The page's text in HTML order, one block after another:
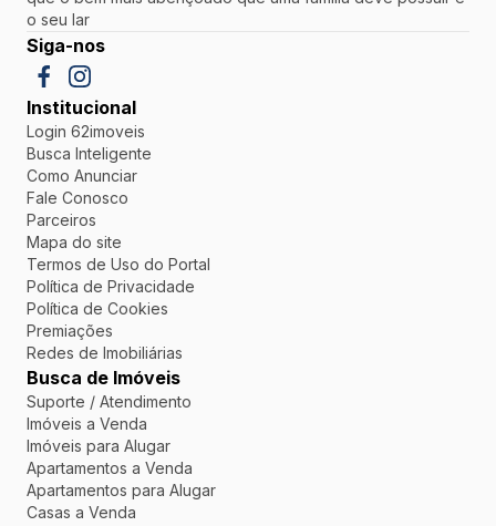
o seu lar
Siga-nos
Institucional
Login 62imoveis
Busca Inteligente
Como Anunciar
Fale Conosco
Parceiros
Mapa do site
Termos de Uso do Portal
Política de Privacidade
Política de Cookies
Premiações
Redes de Imobiliárias
Busca de Imóveis
Suporte / Atendimento
Imóveis a Venda
Imóveis para Alugar
Apartamentos a Venda
Apartamentos para Alugar
Casas a Venda